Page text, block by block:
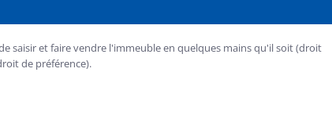
saisir et faire vendre l'immeuble en quelques mains qu'il soit (droit
de préférence).